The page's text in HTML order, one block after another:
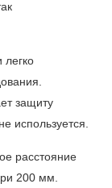
легко
защиту
используется.
расстояние
200 мм.